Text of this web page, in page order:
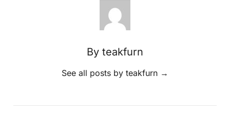
By teakfurn
See all posts by teakfurn →